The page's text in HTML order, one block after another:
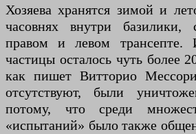
Хозяева хранятся зимой и
часовнях внутри базилики,
правом и левом трансепте.
частицы осталось чуть более
как пишет Витторио
отсутствуют, были
потому, что среди
«испытаний» было также